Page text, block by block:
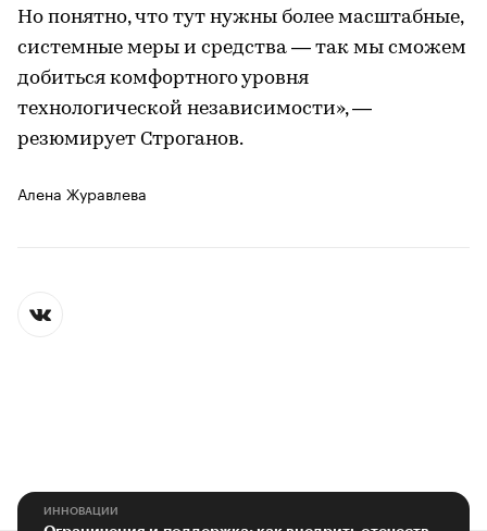
Но понятно, что тут нужны более масштабные,
системные меры и средства — так мы сможем
добиться комфортного уровня
технологической независимости», —
резюмирует Строганов.
Алена Журавлева
ИННОВАЦИИ